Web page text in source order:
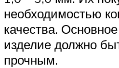
необходимостью
качества.
изделие должно
прочным.